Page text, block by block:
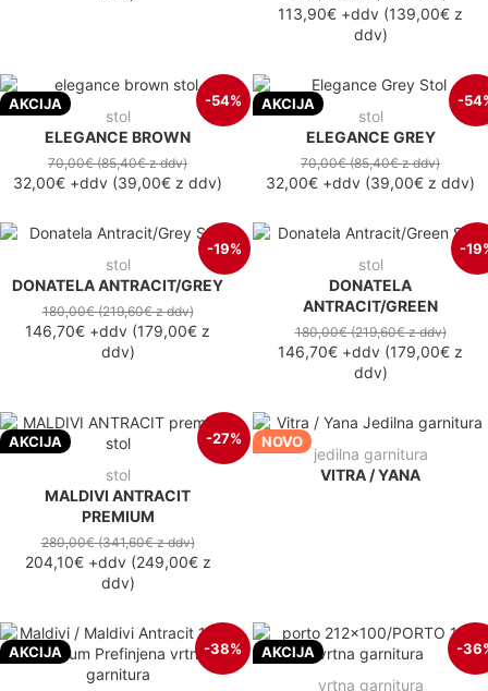
113,90€ +ddv (139,00€ z
ddv)
AKCIJA -54%
stol
ELEGANCE BROWN
70,00€(85,40€z ddv)
32,00€ +ddv (39,00€ z ddv)
AKCIJA -
stol
ELEGANCE GREY
70,00€(85,40€z ddv)
32,00€ +ddv (39,00€ z ddv)
-19%
stol
DONATELA ANTRACIT/GREY
180,00€(219,60€z ddv)
146,70€ +ddv (179,00€ z
ddv)
-
stol
DONATELA
ANTRACIT/GREEN
180,00€(219,60€z ddv)
146,70€ +ddv (179,00€ z
ddv)
AKCIJA -27%
stol
MALDIVI ANTRACIT
PREMIUM
280,00€(341,60€z ddv)
204,10€+ddv(249,00€z
ddv)
NOVO
jedilna garnitura
VITRA / YANA
AKCIJA -38% AKCIJA -
vrtna garnitura